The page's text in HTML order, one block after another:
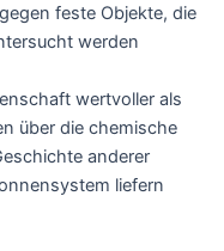
feste Objekte, die
werden
wertvoller als
über die chemische
anderer
liefern